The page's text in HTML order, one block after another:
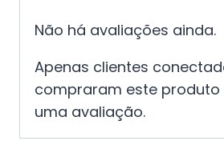
Não há avaliações ainda.
Apenas clientes
compraram este produto
uma avaliação.